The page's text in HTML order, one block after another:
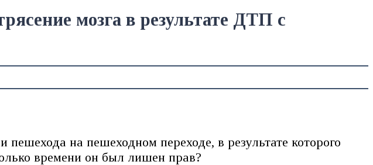
мозга в результате ДТП с
на пешеходном переходе, в результате которого
времени он был лишен прав?